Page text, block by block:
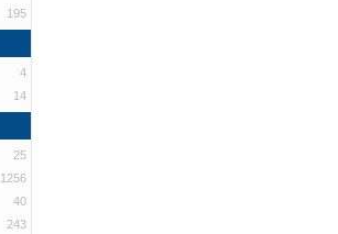
195
4
14
25
1256
40
243